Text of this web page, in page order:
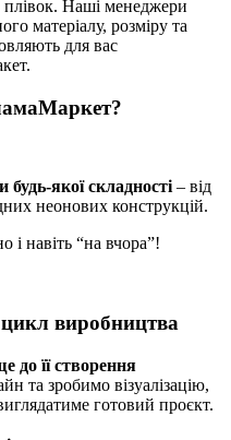
плівок. Наші менеджери
матеріалу, розміру та
для вас
будь-якої складності– від
неонових конструкцій.
навіть “на вчора”!
виробництва
до її створення
та зробимо візуалізацію,
готовий проєкт.